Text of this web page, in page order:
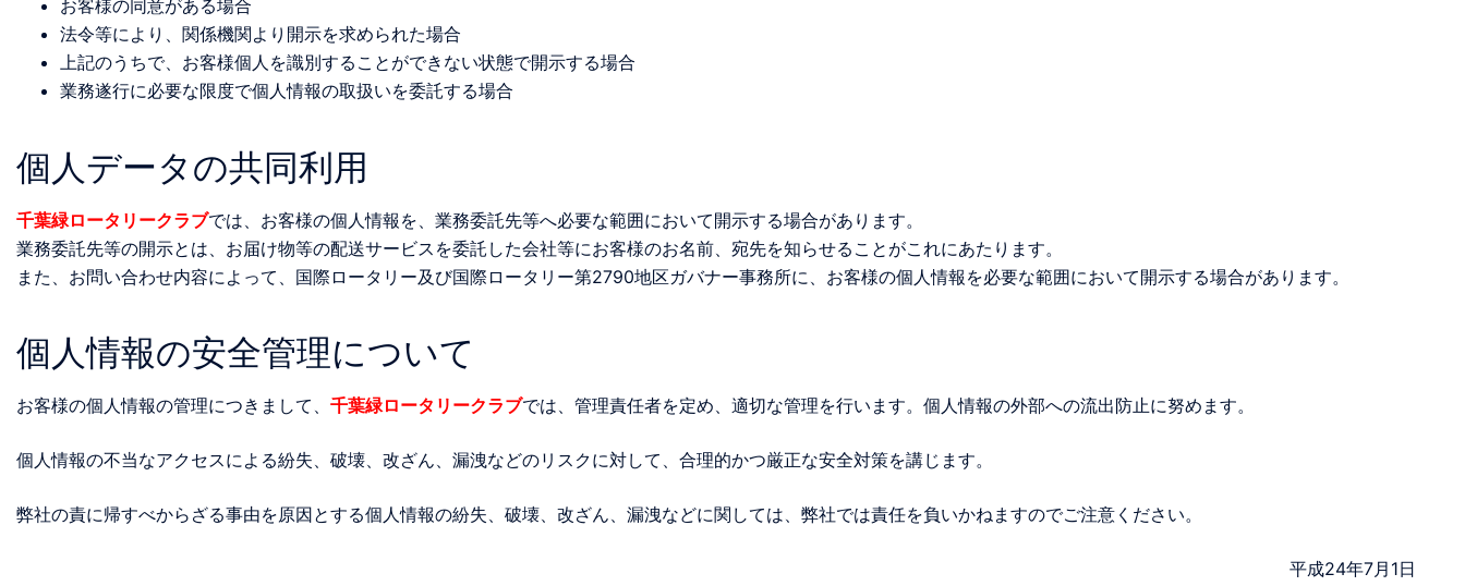
お客様の同意がある場合
法令等により、関係機関より開示を求められた場合
上記のうちで、お客様個人を識別することができない状態で開示する場合
業務遂行に必要な限度で個人情報の取扱いを委託する場合
個人データの共同利用
千葉緑ロータリークラブでは、お客様の個人情報を、業務委託先等へ必要な範囲において開示する場合があります。
業務委託先等の開示とは、お届け物等の配送サービスを委託した会社等にお客様のお名前、宛先を知らせることがこれにあたります。
また、お問い合わせ内容によって、国際ロータリー及び国際ロータリー第2790地区ガバナー事務所に、お客様の個人情報を必要な範囲において開示する場合があります。
個人情報の安全管理について
お客様の個人情報の管理につきまして、 千葉緑ロータリークラブでは、管理責任者を定め、適切な管理を行います。個人情報の外部への流出防止に努めます。
個人情報の不当なアクセスによる紛失、破壊、改ざん、漏洩などのリスクに対して、合理的かつ厳正な安全対策を講じます。
弊社の責に帰すべからざる事由を原因とする個人情報の紛失、破壊、改ざん、漏洩などに関しては、弊社では責任を負いかねますのでご注意ください。
平成24年7月1日